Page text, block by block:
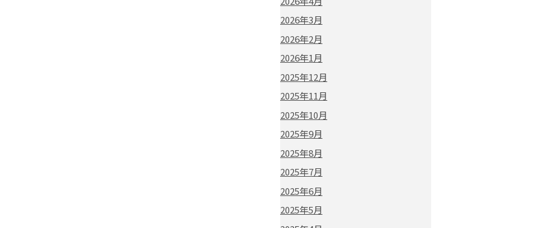
2026年3月
2026年2月
2026年1月
2025年12月
2025年11月
2025年10月
2025年9月
2025年8月
2025年7月
2025年6月
2025年5月